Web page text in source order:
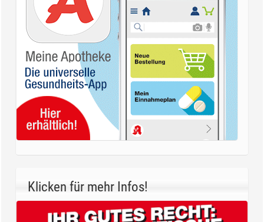
Klicken für mehr Infos!